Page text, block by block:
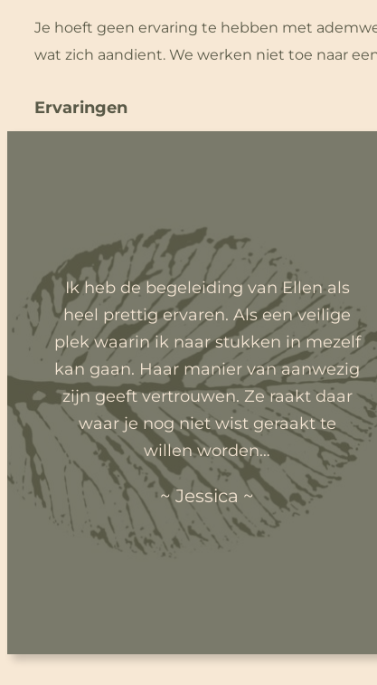
Je hoeft geen ervaring te hebben met
wat zich aandient. We werken niet toe naar
Ervaringen
Ik heb de begeleiding van Ellen als
heel prettig ervaren. Als een veilige
plek waarin ik naar stukken in mezelf
kan gaan. Haar manier van aanwezig
zijn geeft vertrouwen. Ze raakt daar
waar je nog niet wist geraakt te
willen worden…
~ Jessica ~